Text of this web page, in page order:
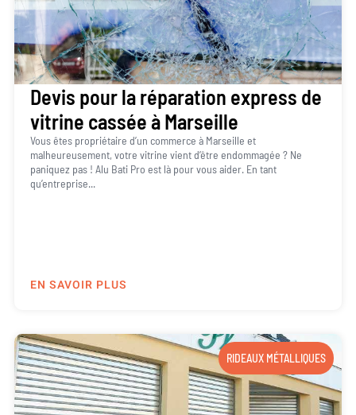
Devis pour la réparation express de
vitrine cassée à Marseille
Vous êtes propriétaire d’un commerce à Marseille et
malheureusement, votre vitrine vient d’être endommagée ? Ne
paniquez pas ! Alu Bati Pro est là pour vous aider. En tant
qu’entreprise...
EN SAVOIR PLUS
RIDEAUX MÉTALLIQUES